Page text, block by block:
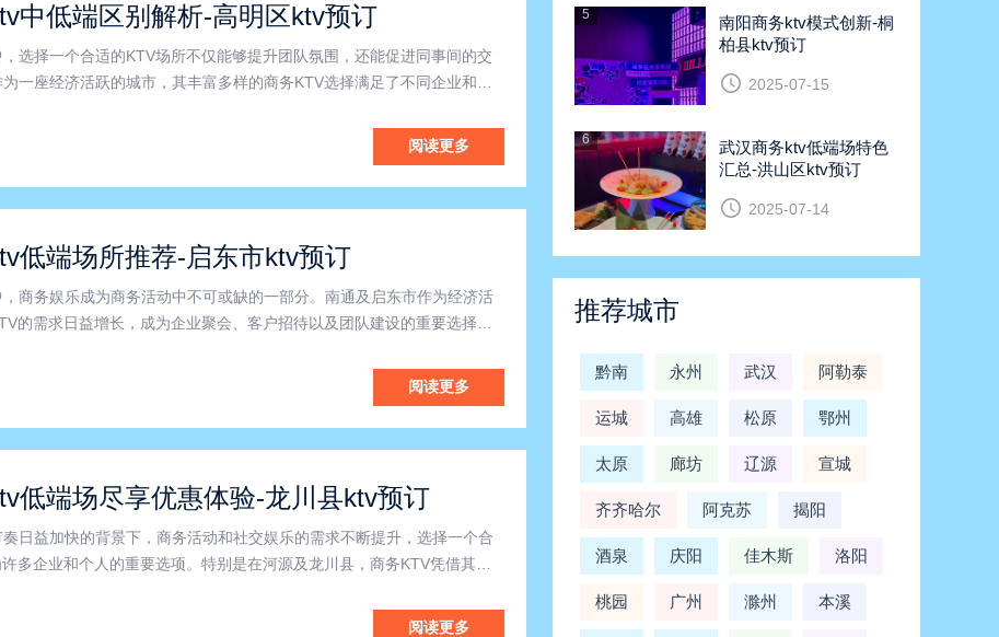
中低端区别解析-高明区ktv预订
选择一个合适的KTV场所不仅能够提升团队氛围，还能促进同事间的交
一座经济活跃的城市，其丰富多样的商务KTV选择满足了不同企业和客
首先，佛山商务KTV以其优质的服务和舒适的环境成为企业举
阅读更多
低端场所推荐-启东市ktv预订
商务娱乐成为商务活动中不可或缺的一部分。南通及启东市作为经济活
的需求日益增长，成为企业聚会、客户招待以及团队建设的重要选择。
求。南通商务KTV凭借其便捷的地理位置和优质的服务，广受各
阅读更多
低端场尽享优惠体验-龙川县ktv预订
日益加快的背景下，商务活动和社交娱乐的需求不断提升，选择一个合
多企业和个人的重要选项。特别是在河源及龙川县，商务KTV凭借其专
以及低端场商务KTV的优势与特点进行深入探讨，助您更
阅读更多
5
南阳商务ktv模式创新-桐
柏县ktv预订
2025-07-15
6
武汉商务ktv低端场特色
汇总-洪山区ktv预订
2025-07-14
推荐城市
黔南 永州 武汉 阿勒泰
运城 高雄 松原 鄂州
太原 廊坊 辽源 宣城
齐齐哈尔 阿克苏 揭阳
酒泉 庆阳 佳木斯 洛阳
桃园 广州 滁州 本溪